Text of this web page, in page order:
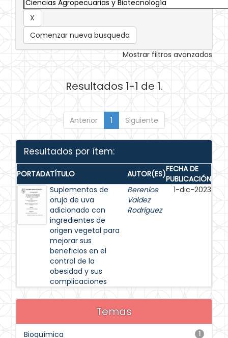
Comenzar nueva busqueda
Mostrar filtros avanzados
Resultados 1-1 de 1.
Anterior 1 Siguiente
Resultados por ítem:
PORTADATÍTULO AUTOR(ES)FECHA DE
PUBLICACIÓN
Suplementos de
orujo de uva
adicionado con
ingredientes de
origen vegetal para
mejorar sus
beneficios en el
control de la
obesidad y sus
complicaciones
Berenice
Valdez
Rodríguez
1-dic-2023
Temas
1
Bioquímica